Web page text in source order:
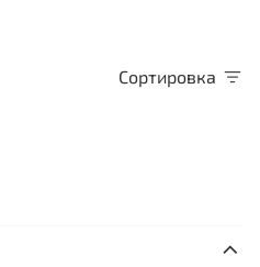
Сортировка